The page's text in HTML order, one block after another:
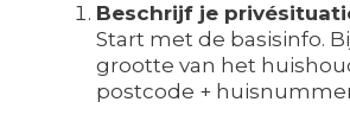
Beschrijf je
Start met de basisinfo.
grootte van het
postcode +